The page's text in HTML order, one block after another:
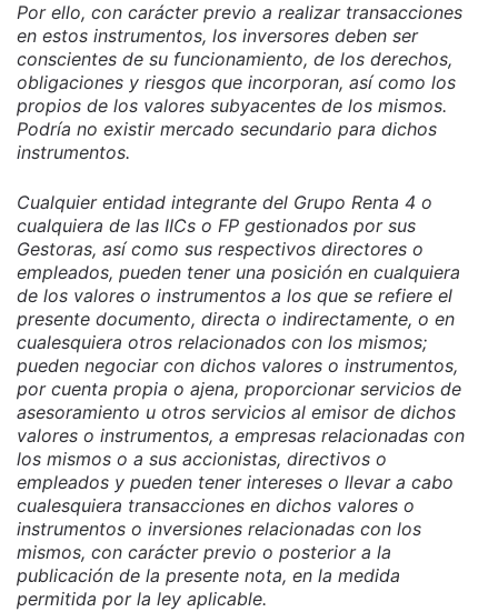
Por ello, con carácter previo a realizar transacciones
en estos instrumentos, los inversores deben ser
conscientes de su funcionamiento, de los derechos,
obligaciones y riesgos que incorporan, así como los
propios de los valores subyacentes de los mismos.
Podría no existir mercado secundario para dichos
instrumentos.
Cualquier entidad integrante del Grupo Renta 4 o
cualquiera de las IICs o FP gestionados por sus
Gestoras, así como sus respectivos directores o
empleados, pueden tener una posición en cualquiera
de los valores o instrumentos a los que se refiere el
presente documento, directa o indirectamente, o en
cualesquiera otros relacionados con los mismos;
pueden negociar con dichos valores o instrumentos,
por cuenta propia o ajena, proporcionar servicios de
asesoramiento u otros servicios al emisor de dichos
valores o instrumentos, a empresas relacionadas con
los mismos o a sus accionistas, directivos o
empleados y pueden tener intereses o llevar a cabo
cualesquiera transacciones en dichos valores o
instrumentos o inversiones relacionadas con los
mismos, con carácter previo o posterior a la
publicación de la presente nota, en la medida
permitida por la ley aplicable.